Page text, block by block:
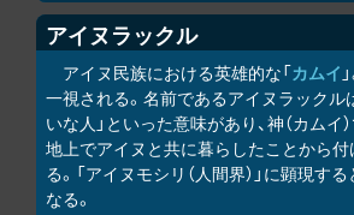
アイヌラックル
アイヌ民族における英雄的な「カムイ
一視される。名前であるアイヌラックル
いな人」といった意味があり、神（カムイ
地上でアイヌと共に暮らしたことから
る。「アイヌモシ リ （人間界）」に顕現す
なる。